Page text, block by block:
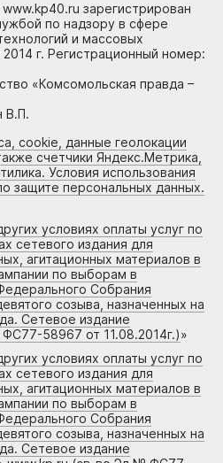
зарегистрирован
по надзору в сфере
и массовых
2014 г. Регистрационный номер:
«Комсомольская правда –
В.П.
cookie, данные геолокации
счетчики Яндекс.Метрика,
Условия использования
защите персональных данных.
условиях оплаты услуг по
сетевого издания для
агитационных материалов в
по выборам в
Собрания
созыва, назначенных на
Сетевое издание
58967 от 11.08.2014г.)»
условиях оплаты услуг по
сетевого издания для
агитационных материалов в
по выборам в
Собрания
созыва, назначенных на
Сетевое издание